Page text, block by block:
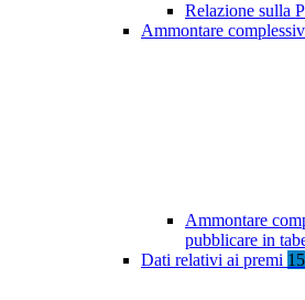
Relazione sulla
Ammontare
Ammontare
pubblicare in
Dati relativi ai premi 15